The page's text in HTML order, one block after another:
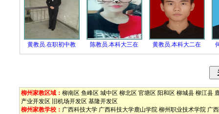
黄教员.在职初中教 陈教员.本科大三在 黄教员.本科大二在
柳州家教区域： 柳南区 鱼峰区 城中区 柳北区 官塘区 阳和区 柳城县 柳江县
产业开发区
旧机场开发区 基隆开发区
柳州家教学校： 广西科技大学 广西科技大学鹿山学院 柳州职业技术学院 广